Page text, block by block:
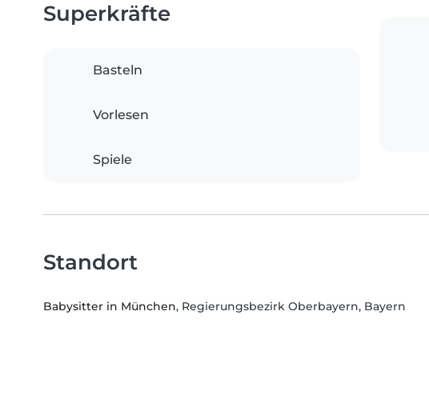
Superkräfte
Basteln
Vorlesen
Spiele
Standort
Babysitter in München, Regierungsbezirk Oberbayern, Bayern